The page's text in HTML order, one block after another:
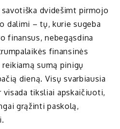
dvidešimt pirmojo
dalimi – tų, kurie sugeba
finansus, nebegąsdina
finansinės
sumą pinigų
dieną. Visų svarbiausia
tiksliai apskaičiuoti,
grąžinti paskolą,